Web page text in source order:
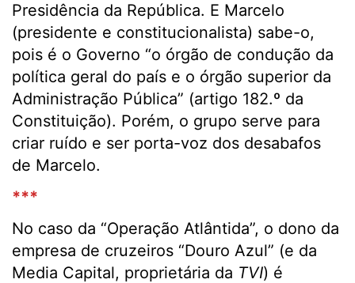
Presidência da República. E Marcelo
(presidente e constitucionalista) sabe-o,
pois é o Governo “o órgão de condução da
política geral do país e o órgão superior da
Administração Pública” (artigo 182.º da
Constituição). Porém, o grupo serve para
criar ruído e ser porta-voz dos desabafos
de Marcelo.
***
No caso da “Operação Atlântida”, o dono da
empresa de cruzeiros “Douro Azul” (e da
Media Capital, proprietária da TVI) é